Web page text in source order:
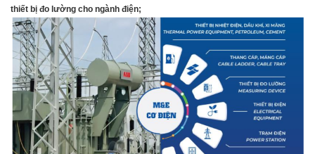
thiết bị đo lường cho ngành điện;